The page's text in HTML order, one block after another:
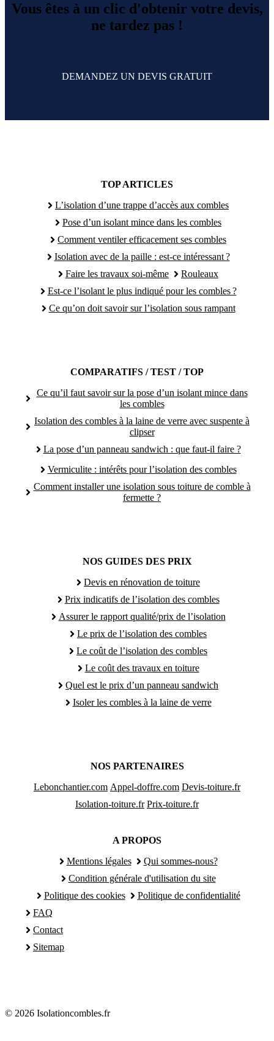
Vous êtes à un clic d'obtenir votre devis,
ne tardez pas !
DEMANDEZ UN DEVIS GRATUIT
TOP ARTICLES
L’isolation d’une trappe d’accès aux combles
Pose d’un isolant mince dans les combles
Comment ventiler efficacement ses combles
Isolation avec de la paille : est-ce intéressant ?
Faire les travaux soi-même
Rouleaux
Est-ce l’isolant le plus indiqué pour les combles ?
Ce qu’on doit savoir sur l’isolation sous rampant
COMPARATIFS / TEST / TOP
Ce qu’il faut savoir sur la pose d’un isolant mince dans
les combles
Isolation des combles à la laine de verre avec suspente à
clipser
La pose d’un panneau sandwich : que faut-il faire ?
Vermiculite : intérêts pour l’isolation des combles
Comment installer une isolation sous toiture de comble à
fermette ?
NOS GUIDES DES PRIX
Devis en rénovation de toiture
Prix indicatifs de l’isolation des combles
Assurer le rapport qualité/prix de l’isolation
Le prix de l’isolation des combles
Le coût de l’isolation des combles
Le coût des travaux en toiture
Quel est le prix d’un panneau sandwich
Isoler les combles à la laine de verre
NOS PARTENAIRES
Lebonchantier.com Appel-doffre.com Devis-toiture.fr
Isolation-toiture.fr Prix-toiture.fr
A PROPOS
Mentions légales
Qui sommes-nous?
Condition générale d'utilisation du site
Politique des cookies
Politique de confidentialité
FAQ
Contact
Sitemap
© 2026 Isolationcombles.fr